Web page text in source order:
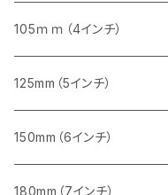
セグメント（特殊凸凹加工チップ）
セグメント
セグメント（一般道路カッター用
473mm（18インチ）
セグメント（一般道路カッター用
セグメント
セグメント（特殊凸凹加工チップ）
355mm（14インチ）
セグメント
セグメント（特殊凸凹加工チップ）
405mm（16インチ）
セグメントタイプ
砥石（補強綱入り）
砥石（補強綱入り）
355mm（14インチ）
砥石（補強綱入り）
255ｍｍ（10インチ）
一般道路カッター用
305ｍｍ（12インチ）
一般道路カッター用
355ｍｍ（14インチ）
一般道路カッター用
405mm（16インチ）
105ｍｍ（4インチ）
タイル切断用
みかげ石（御影石）切断用
コンクリート切断用
125mm（5インチ）
タイル切断用
みかげ石（御影石）切断用
150mm（6インチ）
みかげ石（御影石）切断用
180mm（7インチ）